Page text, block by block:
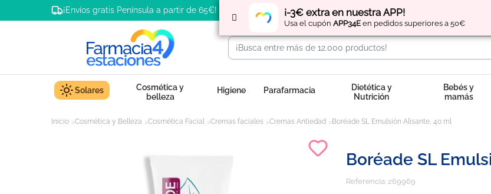
¡-3€ extra en nuestra APP!
Usa el cupón APP34E en pedidos superiores a 50€
¡Envíos gratis Península a partir de 65€! Regístratey obtén
Solares
Cosmética y
belleza
Higiene Parafarmacia
Dietética y
Nutrición
Bebés y
mamás
Inicio Cosmética y Belleza Cosmética Facial Cremas faciales Cremas Antiedad Boréade SL Emulsión Alisante, 40 ml
Boréade SL
Referencia: 269969